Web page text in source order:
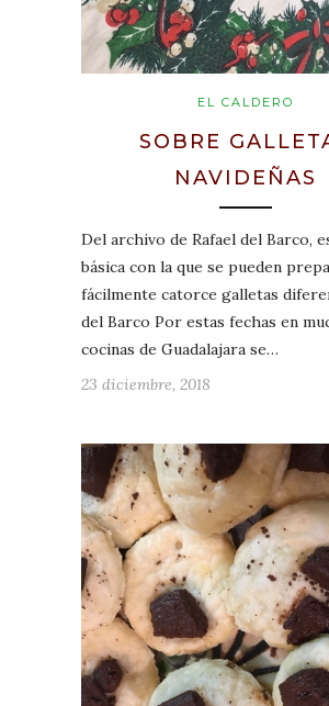
EL CALDERO
SOBRE
NAVIDEÑAS
Del archivo de Rafael del Barco,
básica con la que se pueden
fácilmente catorce galletas
del Barco Por estas fechas en
cocinas de Guadalajara se…
23 diciembre, 2018